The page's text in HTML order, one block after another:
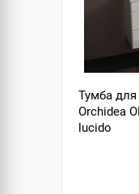
Тумба
Orchidea
lucido